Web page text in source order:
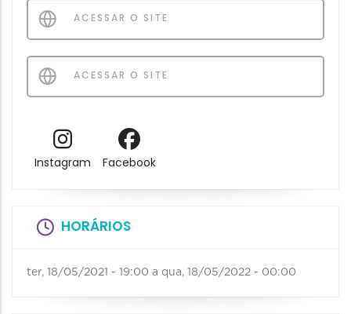
ACESSAR O SITE
ACESSAR O SITE
Instagram Facebook
HORÁRIOS
ter, 18/05/2021 - 19:00 a qua, 18/05/2022 - 00:00